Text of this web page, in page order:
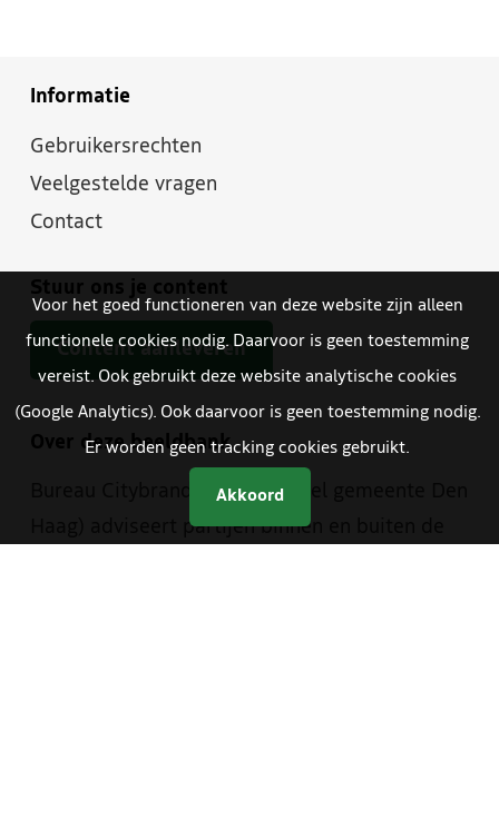
Informatie
Gebruikersrechten
Veelgestelde vragen
Contact
Stuur ons je content
Content aanleveren
Over deze beeldbank
Bureau Citybranding (onderdeel gemeente Den
Haag) adviseert partijen binnen en buiten de
Voor het goed functioneren van deze website zijn alleen
functionele cookies nodig. Daarvoor is geen toestemming
vereist. Ook gebruikt deze website analytische cookies
(Google Analytics). Ook daarvoor is geen toestemming nodig.
Er worden geen tracking cookies gebruikt.
Akkoord